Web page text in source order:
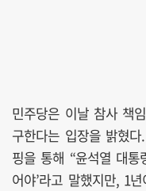
민주당은 이날 참사 책
구한다는 입장을 밝혔
핑을 통해 “윤석열 대
어야’라고 말했지만, 1